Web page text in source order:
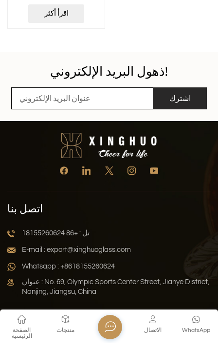
اقرأ أكثر
ذهول البريد الإلكتروني!
اشترك
اتصل بنا
تل : +86 18155260624
E-mail : export@xinghuoglass.com
Whatsapp : +8618155260624
عنوان : No. 69, Olympic Sports Center Street, Jianye District,
Nanjing, Jiangsu, China
Xml سياسة الخصوصية المدونة
خريطة الموقع
حقوق النشر © 2026 Jiangsu Xinghuo Technology Co., Ltd. جميع
الصفحة
الرئيسية
منتجات WhatsApp الاتصال